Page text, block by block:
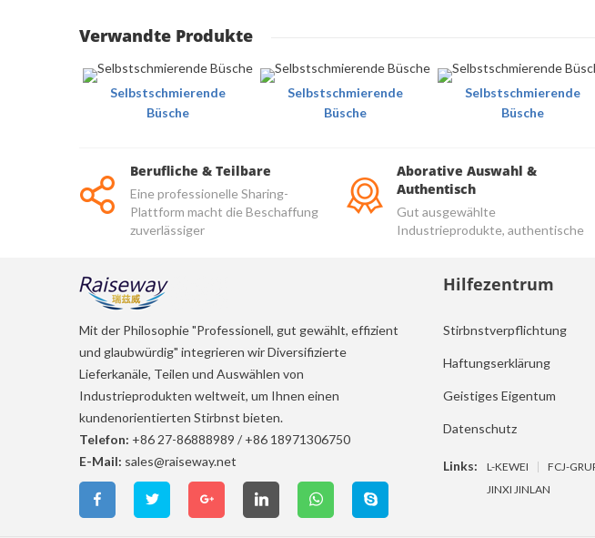
Verwandte Produkte
Selbstschmierende
Büsche
Selbstschmierende
Büsche
Selbstschmierende
Büsche
Berufliche & Teilbare
Eine professionelle Sharing-
Plattform macht die Beschaffung
zuverlässiger
Aborative Auswahl &
Authentisch
Gut ausgewählte
Industrieprodukte, authentische
Mit der Philosophie "Professionell, gut gewählt, effizient
und glaubwürdig" integrieren wir Diversifizierte
Lieferkanäle, Teilen und Auswählen von
Industrieprodukten weltweit, um Ihnen einen
kundenorientierten Stirbnst bieten.
Telefon: +86 27-86888989 / +86 18971306750
E-Mail: sales@raiseway.net
Hilfezentrum
Stirbnstverpflichtung
Haftungserklärung
Geistiges Eigentum
Datenschutz
Links: L-KEWEI FCJ-
JINXI JINLAN